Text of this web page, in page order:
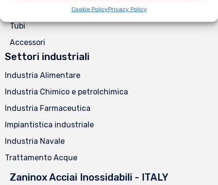
Cookie PolicyPrivacy Policy
Tubi
Accessori
Settori industriali
Industria Alimentare
Industria Chimico e petrolchimica
Industria Farmaceutica
Impiantistica industriale
Industria Navale
Trattamento Acque
Zaninox Acciai Inossidabili - ITALY